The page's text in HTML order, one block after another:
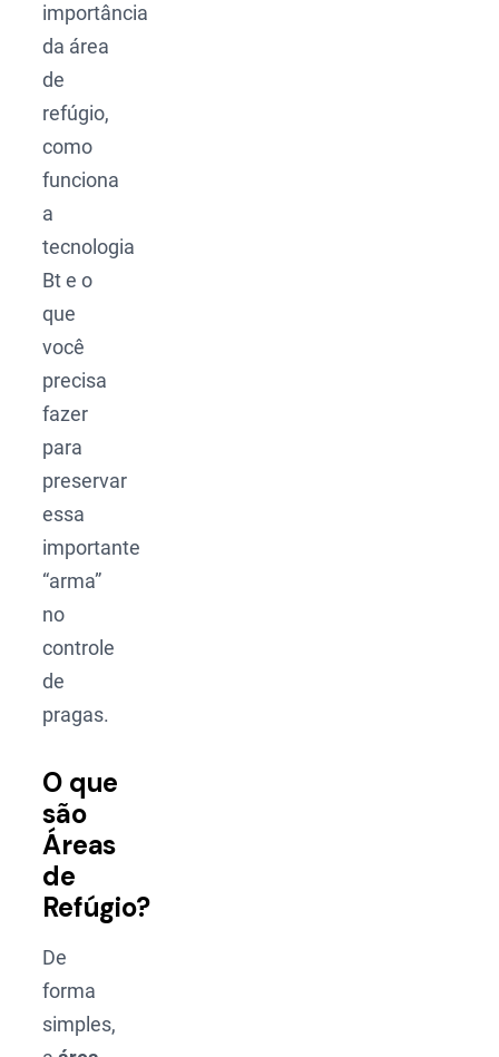
importância
da área
de
refúgio,
como
funciona
a
tecnologia
Bt e o
que
você
precisa
fazer
para
preservar
essa
importante
“arma”
no
controle
de
pragas.
O que
são
Áreas
de
Refúgio?
De
forma
simples,